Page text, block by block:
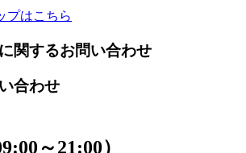
プはこちら
関するお問い合わせ
合わせ
～21:00）